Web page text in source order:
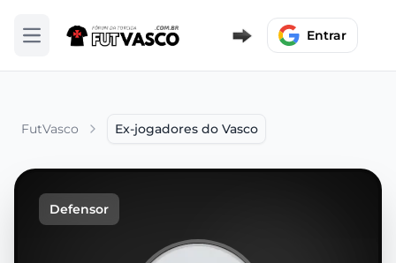
Abrir menu Entrar
FutVasco Ex-jogadores do Vasco
Defensor